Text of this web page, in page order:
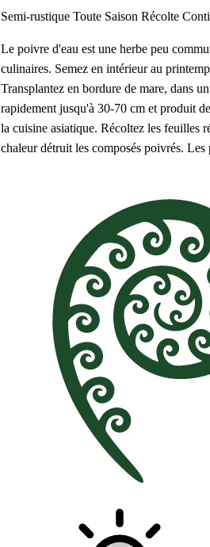
Semi-rustique Toute Saison Récolte
Le poivre d'eau est une herbe peu
culinaires. Semez en intérieur au
Transplantez en bordure de mare, dans
rapidement jusqu'à 30-70 cm et produit
la cuisine asiatique. Récoltez les feuilles
chaleur détruit les composés poivrés.